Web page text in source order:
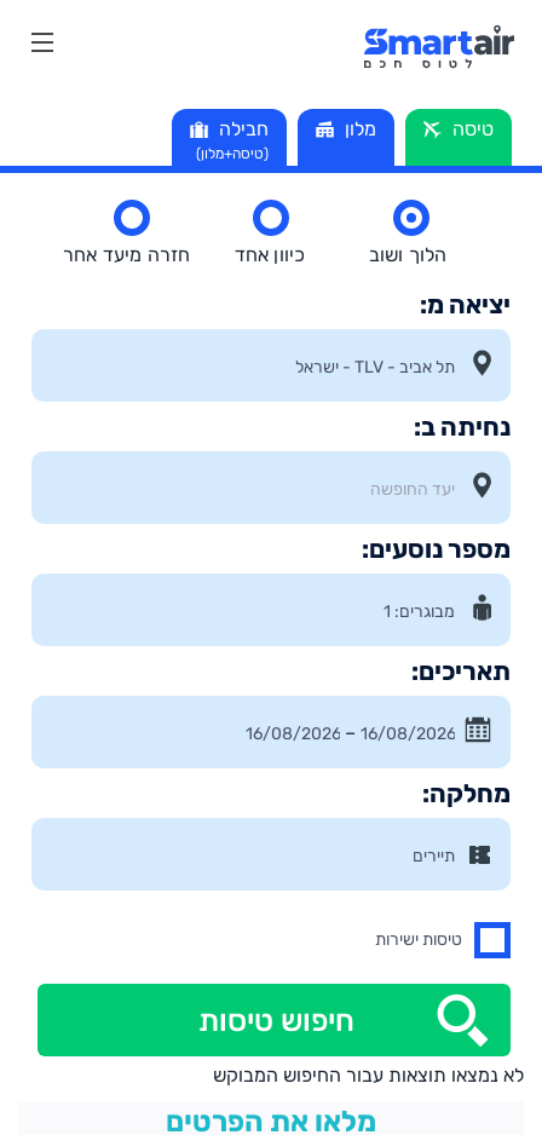
טיסה מלון חבילה
(טיסה+מלון)
הלוך ושוב כיוון אחד חזרה מיעד אחר
יציאה מ:
נחיתה ב:
מספר נוסעים:
תאריכים:
–
מחלקה:
טיסות ישירות
חיפוש טיסות
לא נמצאו תוצאות עבור החיפוש המבוקש
מלאו את הפרטים